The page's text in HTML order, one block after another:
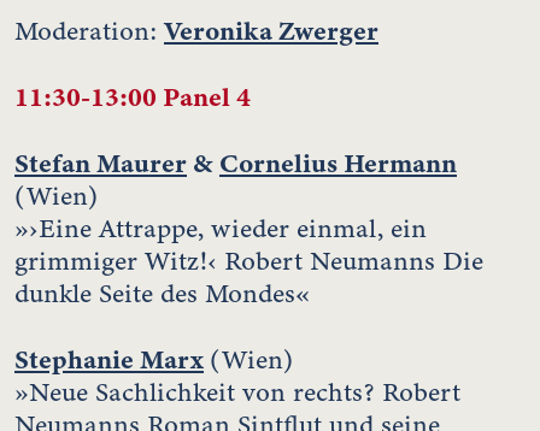
Moderation:Veronika Zwerger
11:30-13:00 Panel 4
Stefan Maurer&Cornelius Hermann
(Wien)
»›Eine Attrappe, wieder einmal, ein
grimmiger Witz!‹ Robert Neumanns Die
dunkle Seite des Mondes«
Stephanie Marx (Wien)
»Neue Sachlichkeit von rechts? Robert